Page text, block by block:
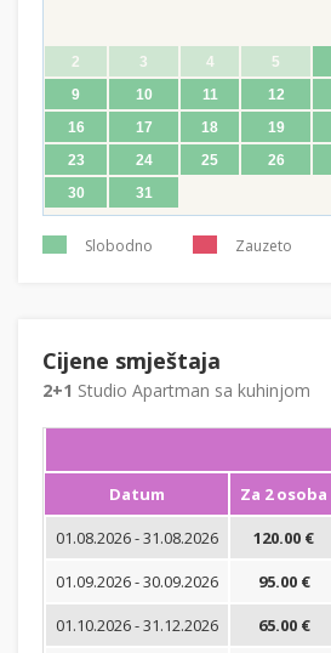
2
3 4 5
9
10 11 12
16
17 18 19
23
24 25 26
30
31
Slobodno Zauzeto
Cijene smještaja
2+1 Studio Apartman sa kuhinjom
Datum Za 2 osoba
01.08.2026 - 31.08.2026
120.00 €
01.09.2026 - 30.09.2026
95.00 €
01.10.2026 - 31.12.2026
65.00 €